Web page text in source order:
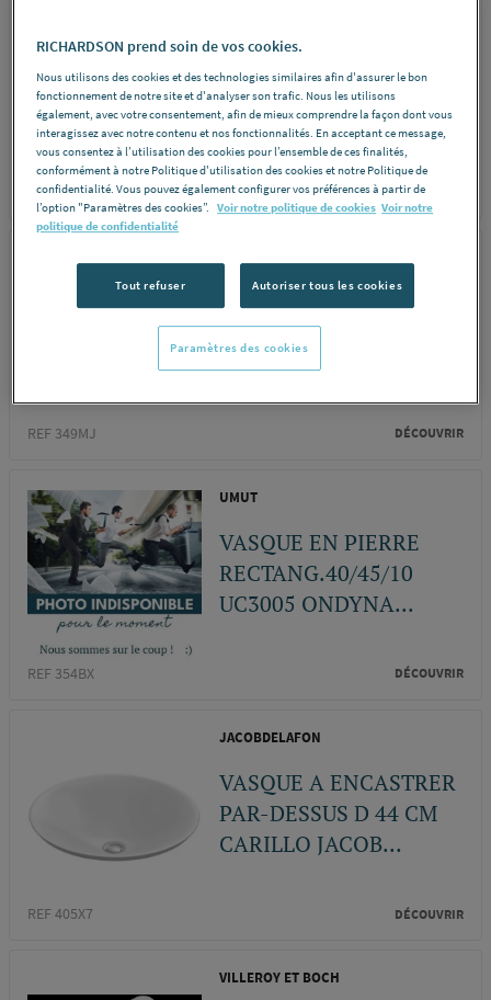
VASQUE COSA L45
LG100 BLC COSA100
ONDYNA...
REF 320J8 DÉCOUVRIR
VASQUE A/P/OV 56X38
LOOP/FRIENDS BLC
4A470101 VILLEROY...
REF 349MJ DÉCOUVRIR
UMUT
VASQUE EN PIERRE
RECTANG.40/45/10
UC3005 ONDYNA...
REF 354BX DÉCOUVRIR
JACOBDELAFON
VASQUE A ENCASTRER
PAR-DESSUS D 44 CM
CARILLO JACOB...
REF 405X7 DÉCOUVRIR
VILLEROY ET BOCH
RICHARDSON prend soin de vos cookies.
Nous utilisons des cookies et des technologies similaires afin d'assurer le bon
fonctionnement de notre site et d'analyser son trafic. Nous les utilisons
également, avec votre consentement, afin de mieux comprendre la façon dont vous
interagissez avec notre contenu et nos fonctionnalités. En acceptant ce message,
vous consentez à l’utilisation des cookies pour l’ensemble de ces finalités,
conformément à notre Politique d'utilisation des cookies et notre Politique de
confidentialité. Vous pouvez également configurer vos préférences à partir de
l’option "Paramètres des cookies”. Voir notre politique de cookies Voir notre
politique de confidentialité
Tout refuser Autoriser tous les cookies
Paramètres des cookies